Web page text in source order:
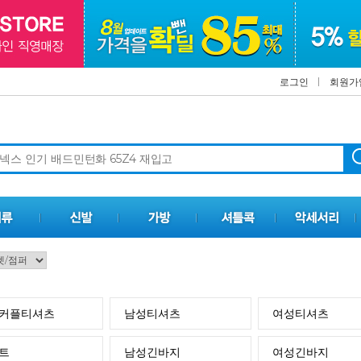
로그인 회원가
플티셔츠 남성티셔츠 여성티셔츠
남성긴바지 여성긴바지